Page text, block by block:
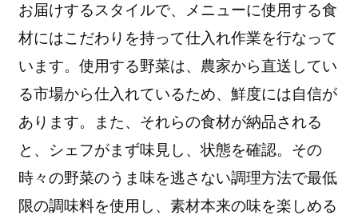
お届けするスタイルで、メニューに使用する食
材にはこだわりを持って仕入れ作業を行なって
います。使用する野菜は、農家から直送してい
る市場から仕入れているため、鮮度には自信が
あります。また、それらの食材が納品される
と、シェフがまず味見し、状態を確認。その
時々の野菜のうま味を逃さない調理方法で最低
限の調味料を使用し、素材本来の味を楽しめる